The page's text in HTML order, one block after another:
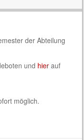
der Abteilung
und hier auf
möglich.